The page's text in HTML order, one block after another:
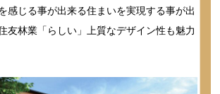
感じる事が出来る住まいを実現する事が出
友林業「らしい」上質なデザイン性も魅力